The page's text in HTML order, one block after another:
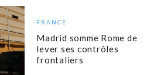
FRANCE
Madrid somme Rome de
lever ses contrôles
frontaliers